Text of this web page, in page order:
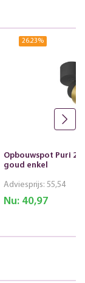
26.23%
Opbouwspot Puri
goud enkel
Nu:40,97
Adviesprijs: 55,54